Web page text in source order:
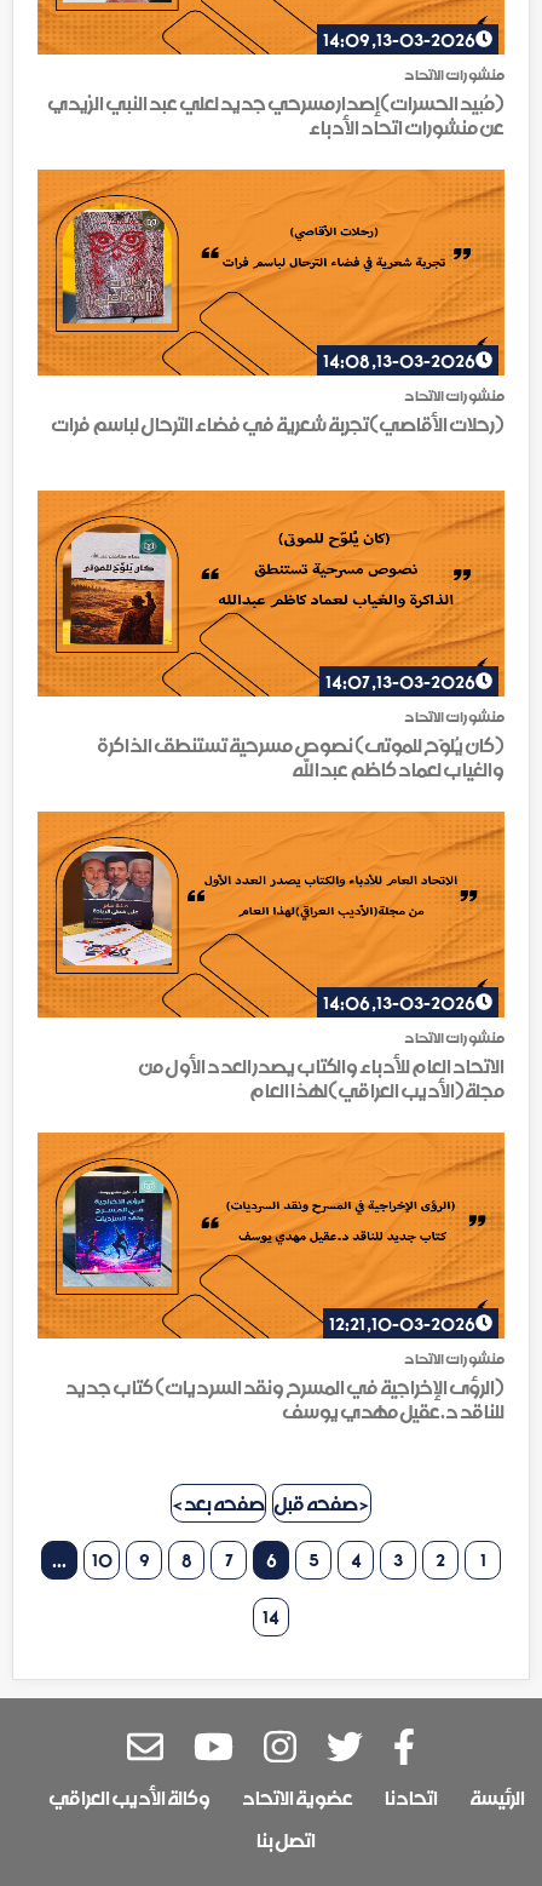
منشورات الاتحاد
13-03-2026, 14:09
(مُبيد الحسرات)إصدار مسرحي جديد لعلي عبد النبي الزيدي
عن منشورات اتحاد الأدباء
منشورات الاتحاد
13-03-2026, 14:08
(رحلات الأقاصي)تجربة شعرية في فضاء الترحال لباسم فرات
منشورات الاتحاد
13-03-2026, 14:07
(كان يُلوّح للموتى) نصوص مسرحية تستنطق الذاكرة
والغياب لعماد كاظم عبدالله
منشورات الاتحاد
13-03-2026, 14:06
الاتحاد العام للأدباء والكتاب يصدر العدد الأول من
مجلة(الأديب العراقي)لهذا العام
منشورات الاتحاد
10-03-2026, 12:21
(الرؤى الإخراجية في المسرح ونقد السرديات) كتاب جديد
للناقد د.عقيل مهدي يوسف
< صفحه قبل صفحه بعد >
1
2
3
4
5
6
7
8
9
10
...
14
الرئيسة اتحادنا عضوية الاتحاد
وكالة الأديب العراقي
اتصل بنا